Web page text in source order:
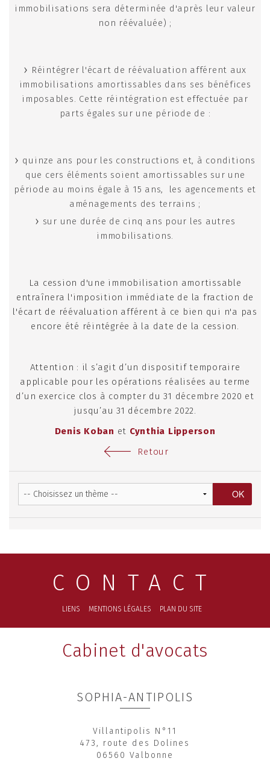
immobilisations sera déterminée d'après leur valeur
non réévaluée) ;
Réintégrer l'écart de réévaluation afférent aux
immobilisations amortissables dans ses bénéfices
imposables. Cette réintégration est effectuée par
parts égales sur une période de :
quinze ans pour les constructions et, à conditions
que cers éléments soient amortissables sur une
période au moins égale à 15 ans, les agencements et
aménagements des terrains ;
sur une durée de cinq ans pour les autres
immobilisations.
La cession d'une immobilisation amortissable
entraînera l'imposition immédiate de la fraction de
l'écart de réévaluation afférent à ce bien qui n'a pas
encore été réintégrée à la date de la cession.
Attention : il s’agit d’un dispositif temporaire
applicable pour les opérations réalisées au terme
d’un exercice clos à compter du 31 décembre 2020 et
jusqu’au 31 décembre 2022.
Denis Koban et Cynthia Lipperson
Retour
CONTACT
LIENS MENTIONS LÉGALES PLAN DU SITE
Cabinet d'avocats
SOPHIA-ANTIPOLIS
Villantipolis N°11
473, route des Dolines
06560 Valbonne